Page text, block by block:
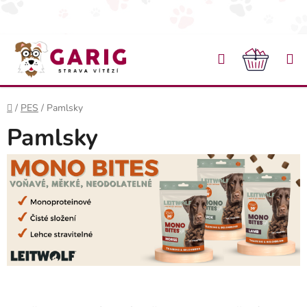
Přejít na obsah
Hledat
Domů
/ PES / Pamlsky
Pamlsky